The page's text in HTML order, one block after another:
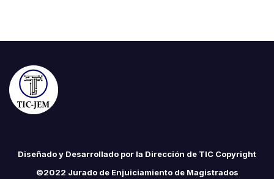
Diseñado y Desarrollado por la Dirección de TIC Copyright
©2022 Jurado de Enjuiciamiento de Magistrados